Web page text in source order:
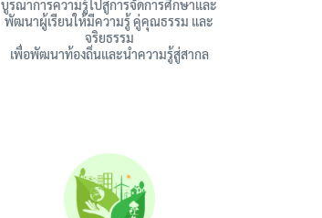
บูรณาการความรู้ไปสู่การจัดการศึกษาและ
พัฒนาผู้เรียนให้มีความรู้ คู่คุณธรรม และ
จริยธรรม
เพื่อพัฒนาท้องถิ่นและนำความรู้สู่สากล